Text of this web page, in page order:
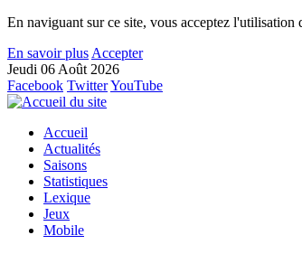
En naviguant sur ce site, vous acceptez l'utilisation
En savoir plus Accepter
Jeudi 06 Août 2026
Facebook TwitterYouTube
Accueil
Actualités
Saisons
Statistiques
Lexique
Jeux
Mobile